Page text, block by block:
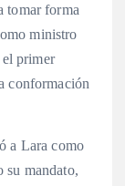
tomar forma
ministro
el primer
conformación
a Lara como
su mandato,